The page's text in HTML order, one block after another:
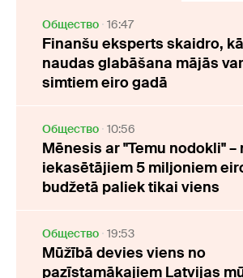
Oбщество 16:47
Finanšu eksperts skaidro,
naudas glabāšana mājās
simtiem eiro gadā
Oбщество 10:56
Mēnesis ar "Temu nodokli" –
iekasētājiem 5 miljoniem
budžetā paliek tikai viens
Oбщество 19:53
Mūžībā devies viens no
pazīstamākajiem Latvijas